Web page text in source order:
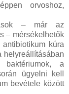
orvoshoz,
– már az
– mérsékelhetők
kúra
helyreállításában
a
ügyelni kell
bevétele között